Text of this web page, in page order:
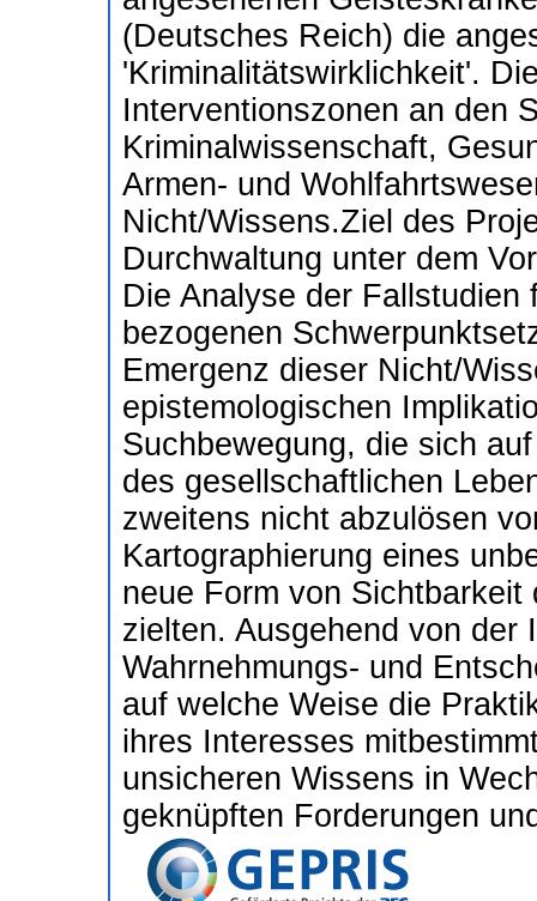
(Deutsches Reich) die
'Kriminalitätswirklichkeit'.
Interventionszonen an den
Kriminalwissenschaft,
Armen- und
Nicht/Wissens.Ziel des
Durchwaltung unter dem
Die Analyse der Fallstudien
bezogenen
Emergenz dieser Nicht/
epistemologischen
Suchbewegung, die sich
des gesellschaftlichen
zweitens nicht abzulösen
Kartographierung eines
neue Form von
zielten. Ausgehend von der
Wahrnehmungs- und
auf welche Weise die
ihres Interesses
unsicheren Wissens in
geknüpften Forderungen